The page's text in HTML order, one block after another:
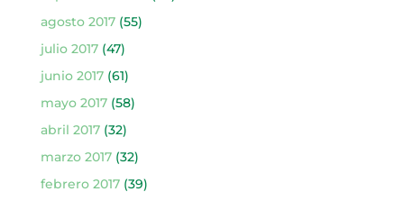
agosto 2017(55)
julio 2017(47)
junio 2017(61)
mayo 2017(58)
abril 2017(32)
marzo 2017(32)
febrero 2017(39)